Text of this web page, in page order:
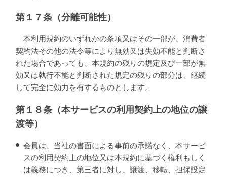
第１７条（分離可能性）
本利用規約のいずれかの条項又はその一部が、消費者
契約法その他の法令等により無効又は失効不能と判断さ
れた場合であっても、本規約の残りの規定及び一部が無
効又は執行不能と判断された規定の残りの部分は、継続
して完全に効力を有するものとします。
第１８条（本サービスの利用契約上の地位の譲
渡等）
会員は、当社の書面による事前の承諾なく、本サービ
スの利用契約上の地位又は本規約に基づく権利もしく
は義務につき、第三者に対し、譲渡、移転、担保設定